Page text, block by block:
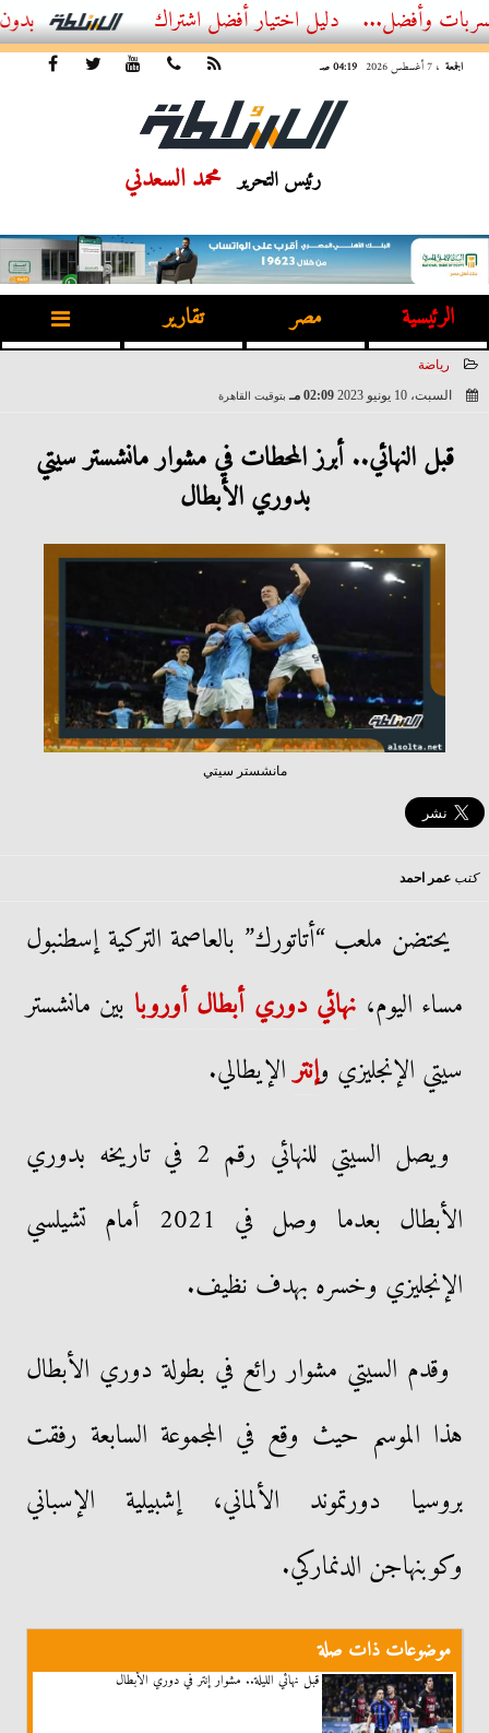
أفضل اشتراك IPTV بدون تقطيع 2026 – دليل المشاهد العصري
الجمعة ، 7 أغسطس 2026 04:19 صـ
رئيس التحرير محمد السعدني
الرئيسية مصر تقارير
رياضة
السبت، 10 يونيو 2023
02:09 مـ بتوقيت القاهرة
قبل النهائي.. أبرز المحطات في مشوار مانشستر سيتي
بدوري الأبطال
مانشستر سيتي
كتب عمر احمد
يحتضن ملعب “أتاتورك” بالعاصمة التركية إسطنبول
مساء اليوم، نهائي دوري أبطال أوروبا بين مانشستر
سيتي الإنجليزي وإنترالإيطالي.
ويصل السيتي للنهائي رقم 2 في تاريخه بدوري
الأبطال بعدما وصل في 2021 أمام تشيلسي
الإنجليزي وخسره بهدف نظيف.
وقدم السيتي مشوار رائع في بطولة دوري الأبطال
هذا الموسم حيث وقع في المجموعة السابعة رفقت
بروسيا دورتموند الألماني، إشبيلية الإسباني
وكوبنهاجن الدنماركي.
موضوعات ذات صلة
قبل نهائي الليلة.. مشوار إنتر في دوري الأبطال